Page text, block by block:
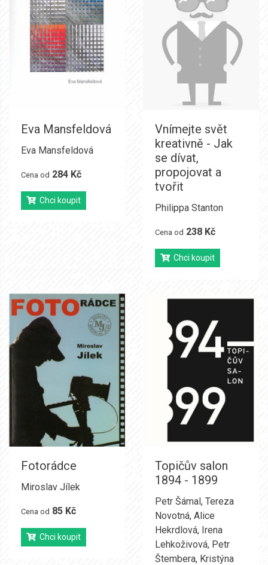
Eva Mansfeldová
Eva Mansfeldová
Cena od 284 Kč
Chci koupit
Vnímejte svět
kreativně - Jak
se dívat,
propojovat a
tvořit
Philippa Stanton
Cena od 238 Kč
Chci koupit
Fotorádce
Miroslav Jílek
Cena od 85 Kč
Chci koupit
Topičův salon
1894 - 1899
Petr Šámal, Tereza
Novotná, Alice
Hekrdlová, Irena
Lehkoživová, Petr
Štembera, Kristýna